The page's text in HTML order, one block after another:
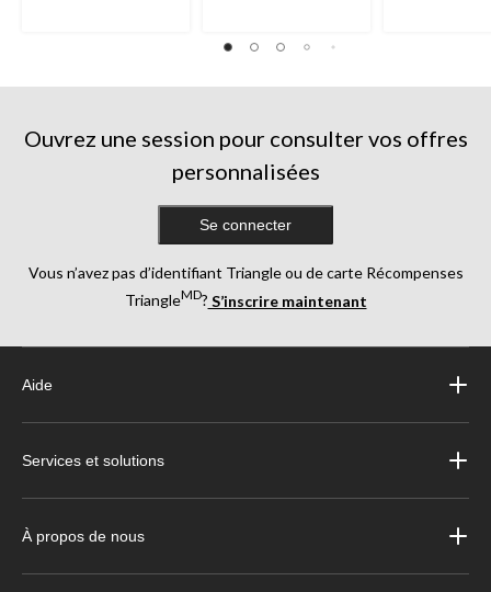
Ouvrez une session pour consulter vos offres
personnalisées
Se connecter
Vous n’avez pas d’identifiant Triangle ou de carte Récompenses
TriangleMD? S’inscrire maintenant
Aide
Services et solutions
À propos de nous